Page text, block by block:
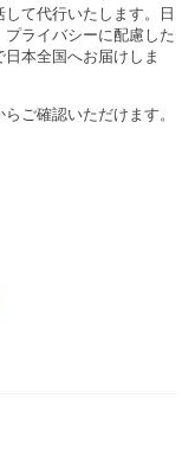
て代行いたします。日
ライバシーに配慮した
本全国へお届けしま
らご確認いただけます。